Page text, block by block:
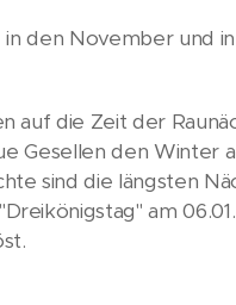
den November und
auf die Zeit der
Gesellen den
sind die längsten
am